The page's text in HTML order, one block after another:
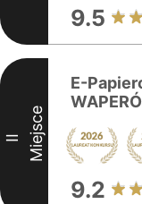
9.5
II Miejsce
E-
9.2